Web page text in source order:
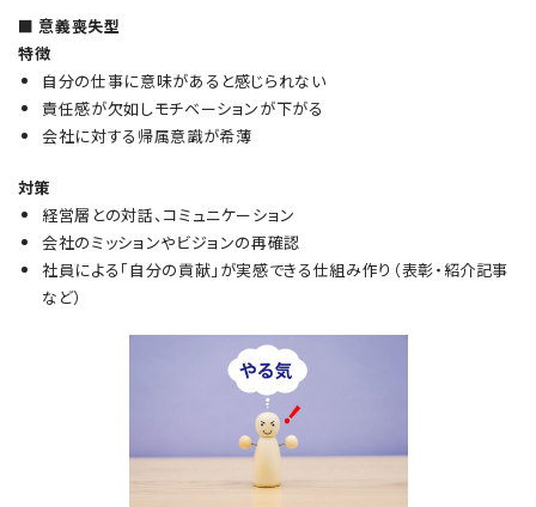
■ 意義喪失型
特徴
自分の仕事に意味があると感じられない
責任感が欠如しモチベーションが下がる
会社に対する帰属意識が希薄
対策
経営層との対話、コミュニケーション
会社のミッションやビジョンの再確認
社員による「自分の貢献」が実感できる仕組み作り（表彰・紹介記事
など）